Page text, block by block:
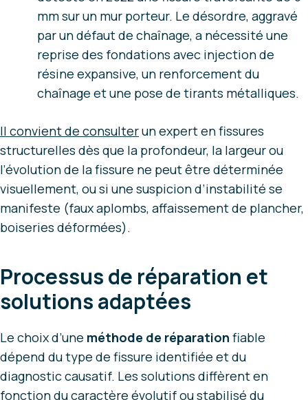
mm sur un mur porteur. Le désordre, aggravé
par un défaut de chaînage, a nécessité une
reprise des fondations avec injection de
résine expansive, un renforcement du
chaînage et une pose de tirants métalliques.
Il convient de consulterun expert en fissures
structurelles dès que la profondeur, la largeur ou
l’évolution de la fissure ne peut être déterminée
visuellement, ou si une suspicion d’instabilité se
manifeste (faux aplombs, affaissement de plancher,
boiseries déformées).
Processus de réparation et
solutions adaptées
Le choix d’une méthode de réparation fiable
dépend du type de fissure identifiée et du
diagnostic causatif. Les solutions diffèrent en
fonction du caractère évolutif ou stabilisé du